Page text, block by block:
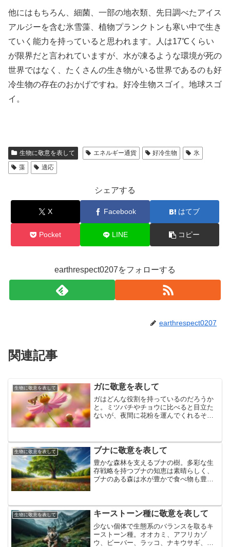
他にはもちろん、細菌、一部の地衣類、先日調べたアイス
アルジーを含む氷雪藻、植物プランクトンも寒い中で生き
ていく能力を持っていると思われます。人は17℃くらい
が限界だと言われていますが、水が凍るような環境が死の
世界ではなく、たくさんの生き物がいる世界であるのも好
冷生物の存在のおかげですね。好冷生物スゴイ。地球スゴ
イ。
生物に敬意を表して エネルギー通貨 好冷生物
氷
藻
適応
シェアする
X Facebook はてブ
Pocket LINE コピー
earthrespect0207をフォローする
earthrespect0207
関連記事
生物に敬意を表して ガに敬意を表して
ガはどんな役割を持っているのだろうか
と。ミツバチやチョウに比べると目立た
ないが、夜間に花粉を運んでくれるそう
生物に敬意を表して ブナに敬意を表して
豊かな森林を支えるブナの樹。多彩な生
存戦略を持つブナの知恵は素晴らしく、
ブナのある森は水が豊かで食べ物も豊富
を表して
生物に敬意を表して キーストーン種に敬意を表して
少ない個体で生態系のバランスを取るキ
ーストーン種。オオカミ、アフリカゾ
ウ、ビーバー、ラッコ、ナキウサギ、シ